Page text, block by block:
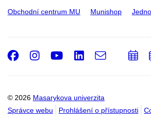
Obchodní centrum MU Munishop
© 2026 Masarykova univerzita
Správce webu
Prohlášení o přístupnosti
Facebook
Instagram
Youtube
LinkedIn
e-